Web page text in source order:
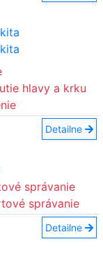
hlavy a krku
Detailne
správanie
správanie
Detailne